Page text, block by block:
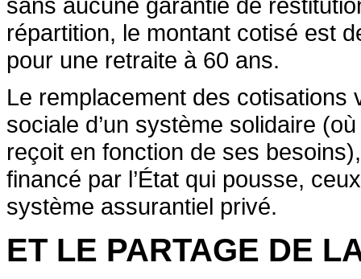
répartition, le montant cotisé est
pour une retraite à 60 ans.
Le remplacement des cotisations
sociale d’un système solidaire
reçoit en fonction de ses
financé par l’État qui pousse,
système assurantiel privé.
ET LE PARTAGE DE